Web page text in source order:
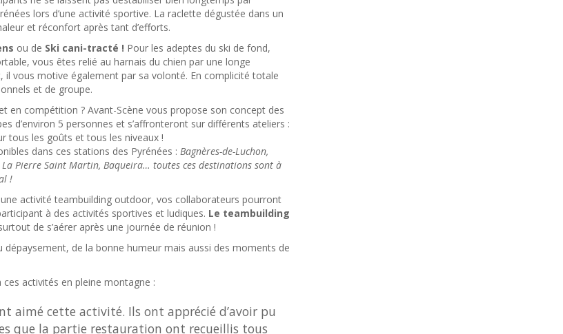
lors d’une activité sportive. La raclette dégustée dans un
et réconfort après tant d’efforts.
ou de Ski cani-tracté ! Pour les adeptes du ski de fond,
vous êtes relié au harnais du chien par une longe
vous motive également par sa volonté. En complicité totale
et de groupe.
en compétition ? Avant-Scène vous propose son concept des
d’environ 5 personnes et s’affronteront sur différents ateliers :
tous les goûts et tous les niveaux !
dans ces stations des Pyrénées : Bagnères-de-Luchon,
La Pierre Saint Martin, Baqueira… toutes ces destinations sont à
!
activité teambuilding outdoor, vos collaborateurs pourront
à des activités sportives et ludiques. Le teambuilding
de s’aérer après une journée de réunion !
de la bonne humeur mais aussi des moments de
activités en pleine montagne :
aimé cette activité. Ils ont apprécié d’avoir pu
que la partie restauration ont recueillis tous